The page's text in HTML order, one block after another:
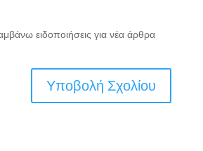
ειδοποιήσεις για νέα άρθρα